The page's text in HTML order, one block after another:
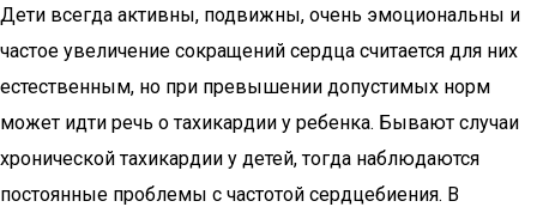
Дети всегда активны, подвижны, очень эмоциональны и
частое увеличение сокращений сердца считается для них
естественным, но при превышении допустимых норм
может идти речь о тахикардии у ребенка. Бывают случаи
хронической тахикардии у детей, тогда наблюдаются
постоянные проблемы с частотой сердцебиения. В